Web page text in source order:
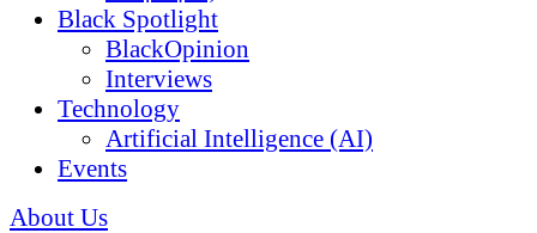
Black Spotlight
BlackOpinion
Interviews
Technology
Artificial Intelligence (AI)
Events
About Us